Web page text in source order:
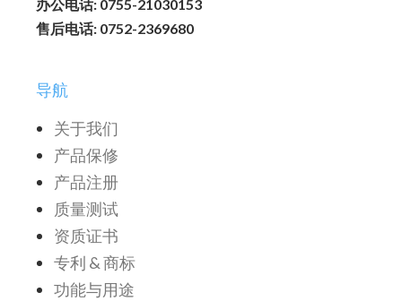
办公电话: 0755-21030153
售后电话: 0752-2369680
导航
关于我们
产品保修
产品注册
质量测试
资质证书
专利 & 商标
功能与用途